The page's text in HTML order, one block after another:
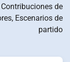
de
Escenarios de
partido